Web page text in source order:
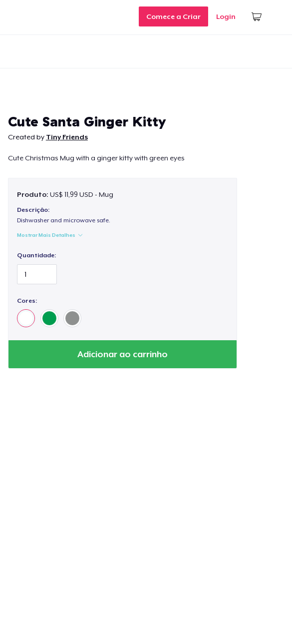
Comece a Criar Login
Cute Santa Ginger Kitty
Created by Tiny Friends
Cute Christmas Mug with a ginger kitty with green eyes
Produto: US$ 11,99 USD - Mug
Descrição:
Dishwasher and microwave safe.
Mostrar Mais Detalhes
Quantidade:
Cores:
Adicionar ao carrinho